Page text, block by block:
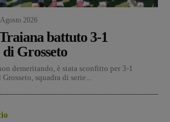
2026
battuto 3-1
Grosseto
demeritando, è stata sconfitto per 3-1
squadra di serie...